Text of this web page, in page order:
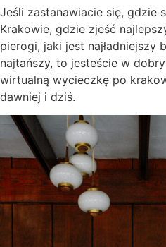
Jeśli zastanawiacie się, gdzie
Krakowie, gdzie zjeść
pierogi, jaki jest najładniejszy
najtańszy, to jesteście w
wirtualną wycieczkę po
dawniej i dziś.